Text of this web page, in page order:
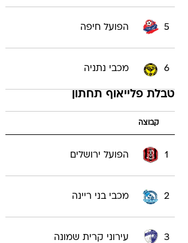
5 הפועל חיפה
6 מכבי נתניה
טבלת פלייאוף תחתון
קבוצה
1 הפועל ירושלים
2 מכבי בני ריינה
3 עירוני קרית שמונה